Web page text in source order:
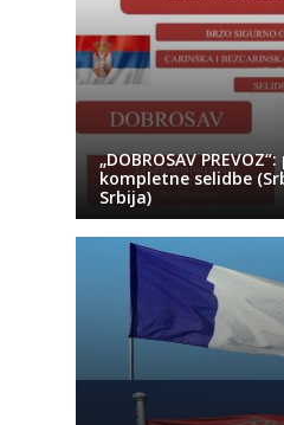
„DOBROSAV
kompletne selidbe
Srbija)